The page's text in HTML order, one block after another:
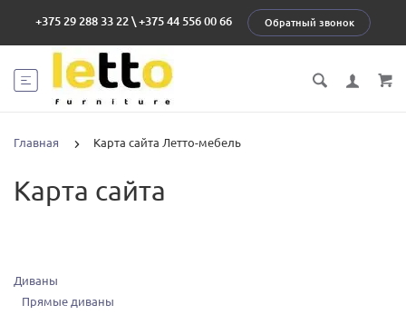
+375 29 288 33 22 \ +375 44 556 00 66 Обратный звонок
Главная Карта сайта Летто-мебель
Карта сайта
Диваны
Прямые диваны